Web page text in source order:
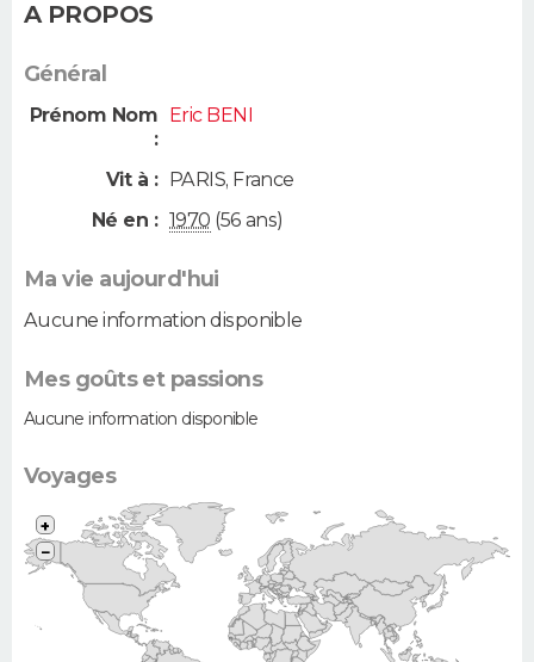
A PROPOS
Général
Prénom Nom
:
Eric BENI
Vit à : PARIS, France
Né en : 1970 (56 ans)
Ma vie aujourd'hui
Aucune information disponible
Mes goûts et passions
Aucune information disponible
Voyages
+
−